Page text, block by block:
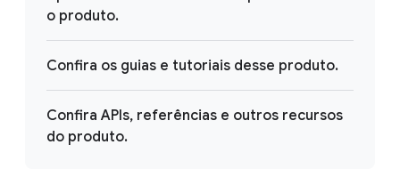
o produto.
Confira os guias e tutoriais desse produto.
Confira APIs, referências e outros recursos
do produto.